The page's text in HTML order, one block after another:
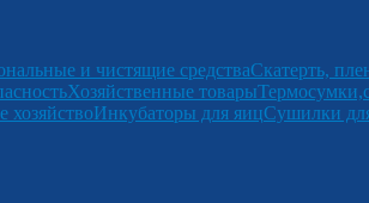
и чистящие средстваСкатерть,
Хозяйственные товары
хозяйствоИнкубаторы для яицСушилки